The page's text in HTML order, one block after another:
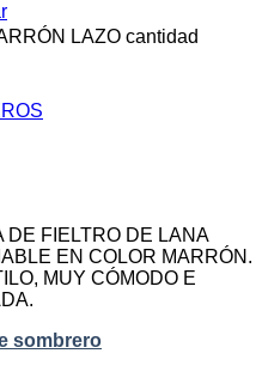
LAZO cantidad
DE FIELTRO DE LANA
EN COLOR MARRÓN.
MUY CÓMODO E
sombrero